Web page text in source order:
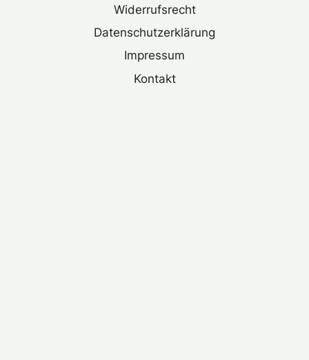
Widerrufsrecht
Datenschutzerklärung
Impressum
Kontakt